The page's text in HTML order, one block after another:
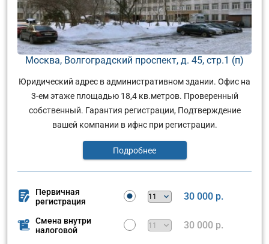
Москва, Волгоградский проспект, д. 45, стр.1 (п)
Юридический адрес в административном здании. Офис на
3-ем этаже площадью 18,4 кв.метров. Проверенный
собственный. Гарантия регистрации, Подтверждение
вашей компании в ифнс при регистрации.
Подробнее
Первичная
регистрация
30 000 р.
Смена внутри
налоговой
30 000 р.